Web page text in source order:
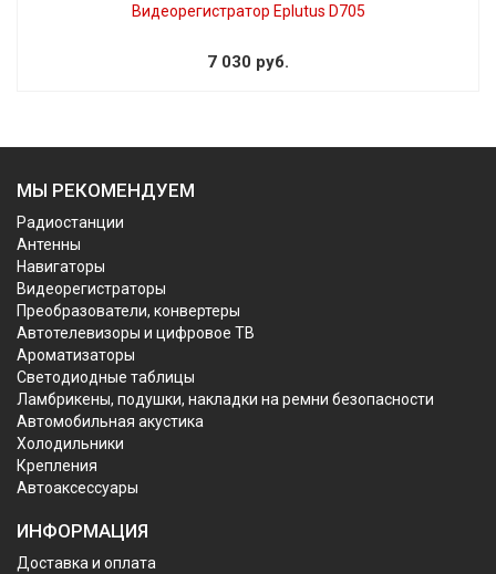
Видеорегистратор Eplutus D705
7 030 руб.
МЫ РЕКОМЕНДУЕМ
Радиостанции
Антенны
Навигаторы
Видеорегистраторы
Преобразователи, конвертеры
Автотелевизоры и цифровое ТВ
Ароматизаторы
Светодиодные таблицы
Ламбрикены, подушки, накладки на ремни безопасности
Автомобильная акустика
Холодильники
Крепления
Автоаксессуары
ИНФОРМАЦИЯ
Доставка и оплата